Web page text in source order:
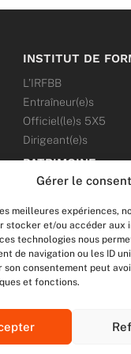
Gérer le
meilleures expériences,
stocker et/ou accéder aux
technologies nous
de navigation ou les ID
son consentement peut
et fonctions.
INSTITUT DE
L’IRFBB
Entraîneur(e)s
Officiel(le)s 5X5
Dirigeant(e)s
PATRIMOINE
ÉVÉNEMENTS
NOS RÉSEAUX
F
c
e
b
T
i
t
t